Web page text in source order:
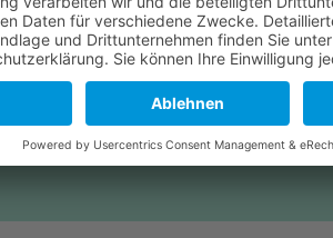
eine gute